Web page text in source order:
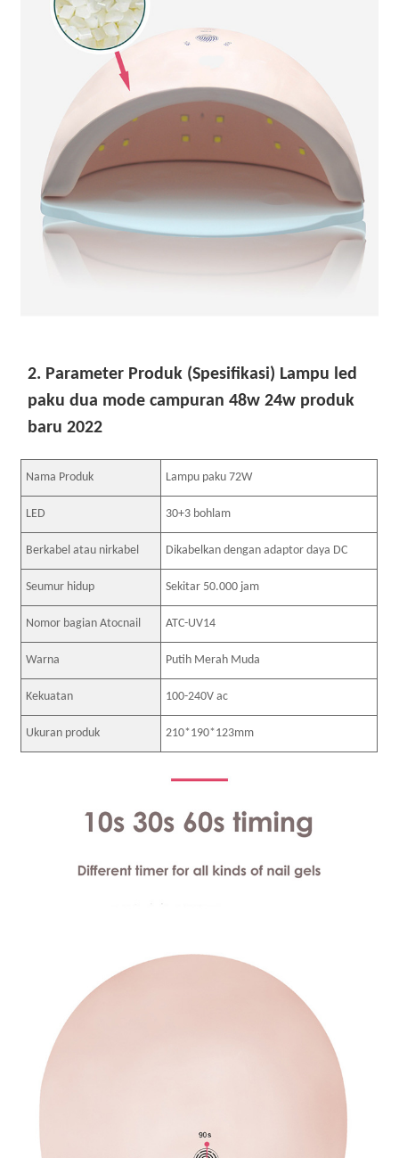
2. Parameter Produk (Spesifikasi) Lampu led
paku dua mode campuran 48w 24w produk
baru 2022
Nama Produk Lampu paku 72W
LED 30+3 bohlam
Berkabel atau nirkabel Dikabelkan dengan adaptor daya DC
Seumur hidup Sekitar 50.000 jam
Nomor bagian Atocnail ATC-UV14
Warna Putih Merah Muda
Kekuatan 100-240V ac
Ukuran produk 210*190*123mm